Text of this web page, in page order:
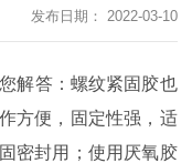
发布日期： 2022-03-10
解答：螺纹紧固胶也
方便，固定性强，适
密封用；使用厌氧胶